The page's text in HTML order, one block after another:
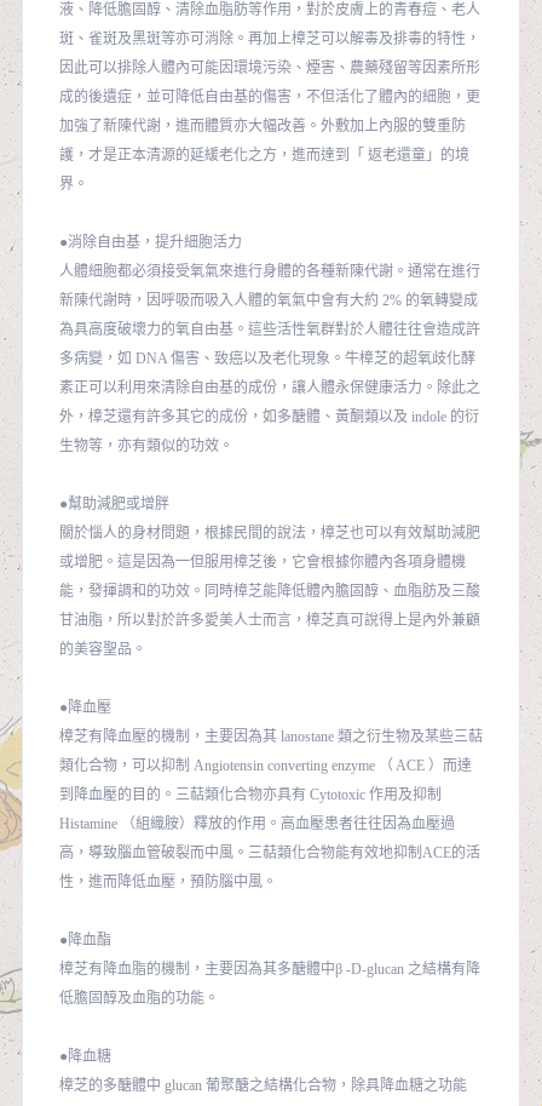
液、降低膽固醇、清除血脂肪等作用，對於皮膚上的青春痘、老人
斑、雀斑及黑斑等亦可消除。再加上樟芝可以解毒及排毒的特性，
因此可以排除人體內可能因環境污染、煙害、農藥殘留等因素所形
成的後遺症，並可降低自由基的傷害，不但活化了體內的細胞，更
加強了新陳代謝，進而體質亦大幅改善。外敷加上內服的雙重防
護，才是正本清源的延緩老化之方，進而達到「 返老還童」的境
界。
●消除自由基，提升細胞活力
人體細胞都必須接受氧氣來進行身體的各種新陳代謝。通常在進行
新陳代謝時，因呼吸而吸入人體的氧氣中會有大約 2% 的氧轉變成
為具高度破壞力的氧自由基。這些活性氧群對於人體往往會造成許
多病變，如 DNA 傷害、致癌以及老化現象。牛樟芝的超氧歧化酵
素正可以利用來清除自由基的成份，讓人體永保健康活力。除此之
外，樟芝還有許多其它的成份，如多醣體、黃酮類以及 indole 的衍
生物等，亦有類似的功效。
●幫助減肥或增胖
關於惱人的身材問題，根據民間的說法，樟芝也可以有效幫助減肥
或增肥。這是因為一但服用樟芝後，它會根據你體內各項身體機
能，發揮調和的功效。同時樟芝能降低體內膽固醇、血脂肪及三酸
甘油脂，所以對於許多愛美人士而言，樟芝真可說得上是內外兼顧
的美容聖品。
●降血壓
樟芝有降血壓的機制，主要因為其 lanostane 類之衍生物及某些三萜
類化合物，可以抑制 Angiotensin converting enzyme （ ACE ）而達
到降血壓的目的。三萜類化合物亦具有 Cytotoxic 作用及抑制
Histamine （組織胺）釋放的作用。高血壓患者往往因為血壓過
高，導致腦血管破裂而中風。三萜類化合物能有效地抑制ACE的活
性，進而降低血壓，預防腦中風。
●降血酯
樟芝有降血脂的機制，主要因為其多醣體中β -D-glucan 之結構有降
低膽固醇及血脂的功能。
●降血糖
樟芝的多醣體中 glucan 葡聚醣之結構化合物，除具降血糖之功能